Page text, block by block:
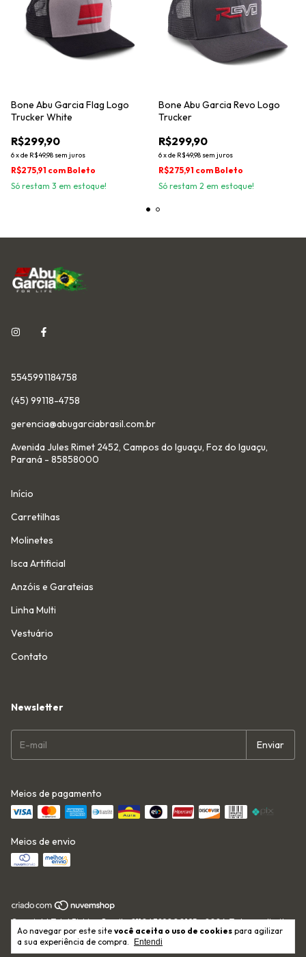
Ao navegar por este site você aceita o uso de cookies para agilizar
a sua experiência de compra.
Entendi
Bone Abu Garcia Flag Logo
Trucker White
R$299,90
6xde R$49,98 sem juros
R$275,91 com Boleto
Só restam 3 em estoque!
Bone Abu Garcia Revo Logo
Trucker
R$299,90
6xde R$49,98 sem juros
R$275,91 com Boleto
Só restam 2 em estoque!
5545991184758
(45) 99118-4758
gerencia@abugarciabrasil.com.br
Avenida Jules Rimet 2452, Campos do Iguaçu, Foz do Iguaçu,
Paraná - 85858000
Início
Carretilhas
Molinetes
Isca Artificial
Anzóis e Garateias
Linha Multi
Vestuário
Contato
Newsletter
Meios de pagamento
Meios de envio
Copyright Total Fishing Brasil - 21104389000195 - 2026. Todos os direitos
reservados.